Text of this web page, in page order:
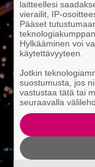
laitteellesi
vierailit, IP-
Pääset
Hylkääminen voi
käytettävyyteen.
Jotkin
suostumusta, jos
vastustaa tätä tai
seuraavalla